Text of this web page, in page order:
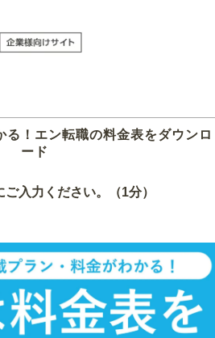
る！エン転職の料金表をダウンロ
ード
入力ください。（1分）